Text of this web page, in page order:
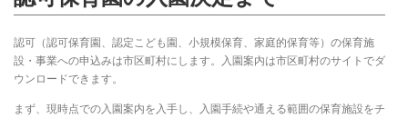
認可（認可保育園、認定こども園、小規模保育、家庭的保育等）の保育施
設・事業への申込みは市区町村にします。入園案内は市区町村のサイトでダ
ウンロードできます。
まず、現時点での入園案内を入手し、入園手続や通える範囲の保育施設をチ